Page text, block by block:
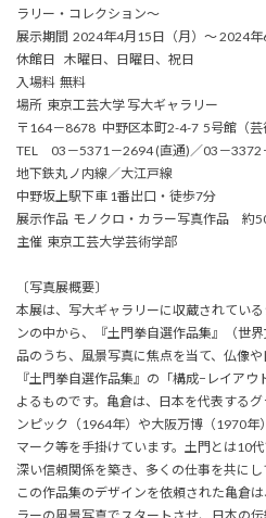
ラリー・コレクション〜
展示期間 2024年4月15日（月）～ 2024
休館日 木曜日、日曜日、祝日
入場料 無料
場所 東京工芸大学 写大ギャラリー
〒164－8678 中野区本町2-4-7 5号館（芸
TEL 03－5371－2694 (直通)／03－3372
地下鉄丸ノ内線／大江戸線
中野坂上駅下車 1番出口・徒歩7分
展示作品 モノクロ・カラー写真作品 約
主催 東京工芸大学芸術学部
〔写真展概要〕
本展は、写大ギャラリーに収蔵されてい
ンの中から、『土門拳󠄁自選作品集』（世
品のうち、風景写真に焦点を当て、仏像や
『土門拳󠄁自選作品集』の「構成−レイア
よるものです。亀倉は、日本を代表する
ンピック（1964年）や大阪万博（1970
マーク等を手掛けています。土門とは10
深い信頼関係を築き、多くの仕事を共にし
この作品集のデザインを依頼された亀倉